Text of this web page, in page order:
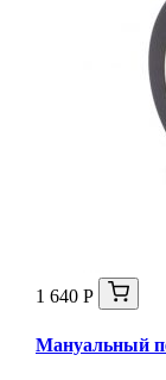
1 640 Р
Мануальный